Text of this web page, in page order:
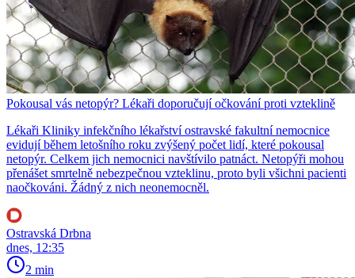
Pokousal vás netopýr? Lékaři doporučují očkování proti vzteklině
Lékaři Kliniky infekčního lékařství ostravské fakultní nemocnice
evidují během letošního roku zvýšený počet lidí, které pokousal
netopýr. Celkem jich nemocnici navštívilo patnáct. Netopýři mohou
přenášet smrtelně nebezpečnou vzteklinu, proto byli všichni pacienti
naočkováni. Žádný z nich neonemocněl.
Ostravská Drbna
dnes, 12:35
2 min